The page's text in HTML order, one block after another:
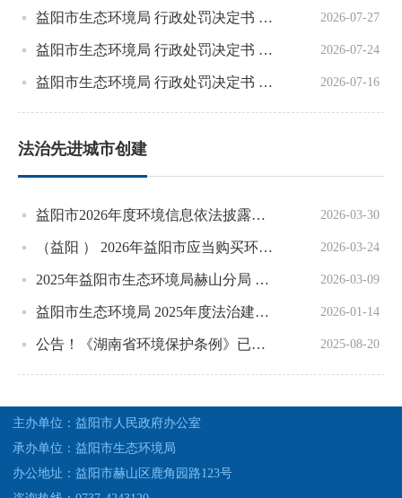
益阳市生态环境局 行政处罚决定书 益环罚〔2026〕5009号 2026-07-27
益阳市生态环境局 行政处罚决定书 益环罚〔2026〕3009号 2026-07-24
益阳市生态环境局 行政处罚决定书 益环罚〔2026〕3012号 2026-07-16
法治先进城市创建
益阳市2026年度环境信息依法披露企业名单公示 2026-03-30
（益阳 ） 2026年益阳市应当购买环责险企业名单 2026-03-24
2025年益阳市生态环境局赫山分局 推进法治政府建设工作报告 2026-03-09
益阳市生态环境局 2025年度法治建设年度工作报告 2026-01-14
公告！《湖南省环境保护条例》已修改 2025-08-20
主办单位：益阳市人民政府办公室
承办单位：益阳市生态环境局
办公地址：益阳市赫山区鹿角园路123号